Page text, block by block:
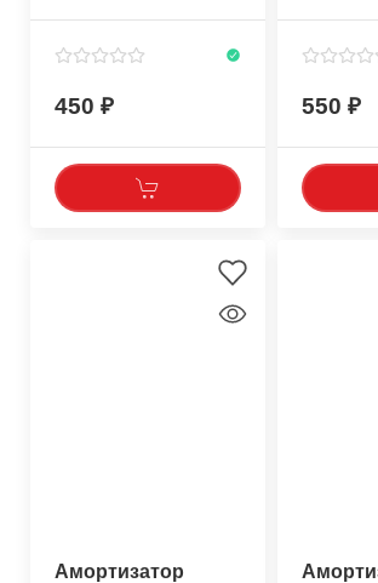
450 550
Амортизатор